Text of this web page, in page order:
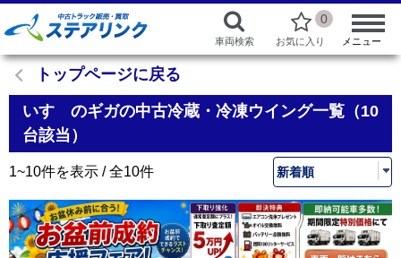
車両検索
0
お気に入り メニュー
トップページに戻る
いすゞのギガの中古冷蔵・冷凍ウイング一覧（10
台該当）
1~10件を表示 / 全10件